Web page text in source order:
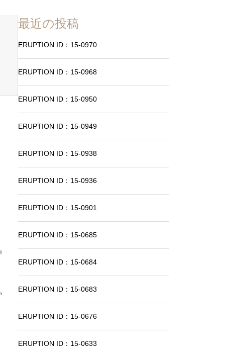
最近の投稿
ERUPTION ID：15-0970
ERUPTION ID：15-0968
ERUPTION ID：15-0950
ERUPTION ID：15-0949
ERUPTION ID：15-0938
ERUPTION ID：15-0936
ERUPTION ID：15-0901
ERUPTION ID：15-0685
ERUPTION ID：15-0684
ERUPTION ID：15-0683
ERUPTION ID：15-0676
ERUPTION ID：15-0633